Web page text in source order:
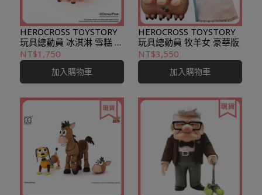
HEROCROSS TOYSTORY
玩具總動員 冰淇淋 雪糕 火
腿豬
NT$1,750
加入購物車
HEROCROSS TOYSTORY
玩具總動員 牧羊女 豪華版
NT$3,550
加入購物車